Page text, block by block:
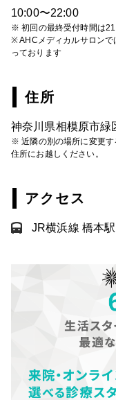
10:00〜22:00
※ 初回の最終受付時間は
※ AHCメディカルサロンで
っております
住所
神奈川県相模原市緑
※ 近隣の別の場所に変更す
住所にお越しください。
アクセス
JR横浜線 橋本